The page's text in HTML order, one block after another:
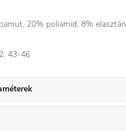
20% poliamid, 8% elasztán
43-46